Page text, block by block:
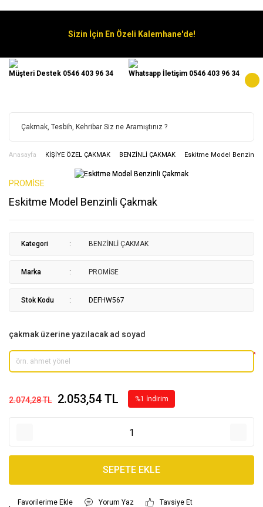
Sizin İçin En Özeli Kalemhane'de!
Müşteri Destek 0546 403 96 34 Whatsapp İletişim 0546 403 96 34
Anasayfa KİŞİYE ÖZEL ÇAKMAK BENZİNLİ ÇAKMAK Eskitme Model Benzinli
PROMİSE
Eskitme Model Benzinli Çakmak
Kategori BENZİNLİ ÇAKMAK
Marka PROMİSE
Stok Kodu DEFHW567
çakmak üzerine yazılacak ad soyad
*
2.074,28 TL 2.053,54 TL %1 İndirim
SEPETE EKLE
Yorum Yaz Tavsiye Et